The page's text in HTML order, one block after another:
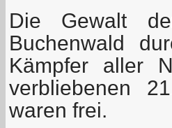
Die Gewalt
Buchenwald
Kämpfer aller
verbliebenen
waren frei.